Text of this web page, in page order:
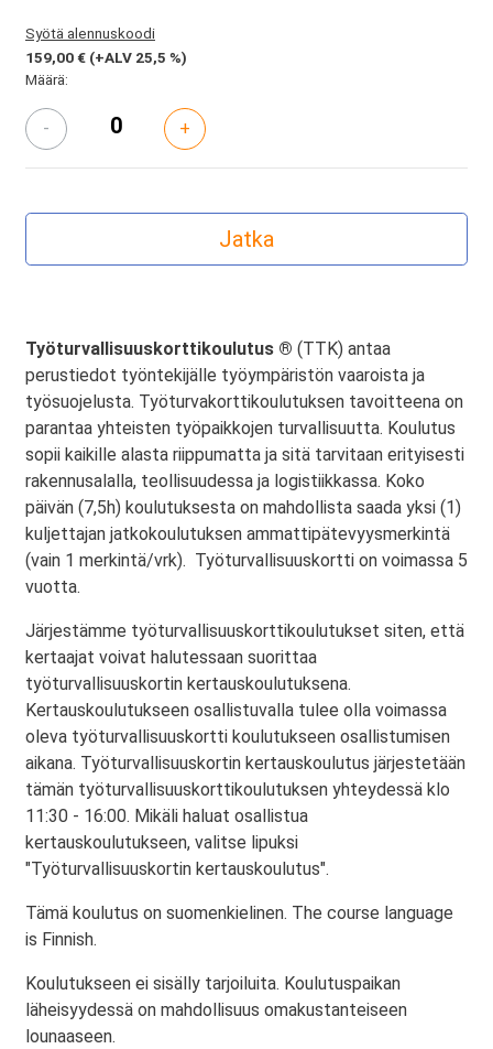
Syötä alennuskoodi
159,00 € (+ALV 25,5 %)
Määrä:
- +
Työturvallisuuskorttikoulutus ® (TTK) antaa
perustiedot työntekijälle työympäristön vaaroista ja
työsuojelusta. Työturvakorttikoulutuksen tavoitteena on
parantaa yhteisten työpaikkojen turvallisuutta. Koulutus
sopii kaikille alasta riippumatta ja sitä tarvitaan erityisesti
rakennusalalla, teollisuudessa ja logistiikkassa. Koko
päivän (7,5h) koulutuksesta on mahdollista saada yksi (1)
kuljettajan jatkokoulutuksen ammattipätevyysmerkintä
(vain 1 merkintä/vrk). Työturvallisuuskortti on voimassa 5
vuotta.
Järjestämme työturvallisuuskorttikoulutukset siten, että
kertaajat voivat halutessaan suorittaa
työturvallisuuskortin kertauskoulutuksena.
Kertauskoulutukseen osallistuvalla tulee olla voimassa
oleva työturvallisuuskortti koulutukseen osallistumisen
aikana. Työturvallisuuskortin kertauskoulutus järjestetään
tämän työturvallisuuskorttikoulutuksen yhteydessä klo
11:30 - 16:00. Mikäli haluat osallistua
kertauskoulutukseen, valitse lipuksi
"Työturvallisuuskortin kertauskoulutus".
Tämä koulutus on suomenkielinen. The course language
is Finnish.
Koulutukseen ei sisälly tarjoiluita. Koulutuspaikan
läheisyydessä on mahdollisuus omakustanteiseen
lounaaseen.